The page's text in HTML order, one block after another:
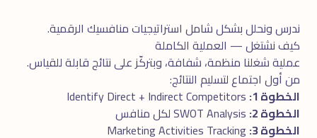
ندرس ونحلل بشكل شامل استراتيجيات منافسيك الرقمية.
كيف نشتغل — العملية الكاملة
عملية شغلنا منظمة، شفافة، وبتركّز على نتائج قابلة للقياس.
من أول اجتماع لتسليم النتائج:
الخطوة 1:
الخطوة 2:
الخطوة 3: